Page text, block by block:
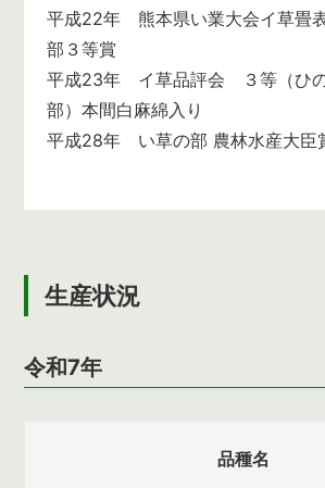
平成22年 熊本県い業大会イ草畳
部３等賞
平成23年 イ草品評会 ３等（ひ
部）本間白麻綿入り
平成28年 い草の部 農林水産大臣
生産状況
令和7年
品種名